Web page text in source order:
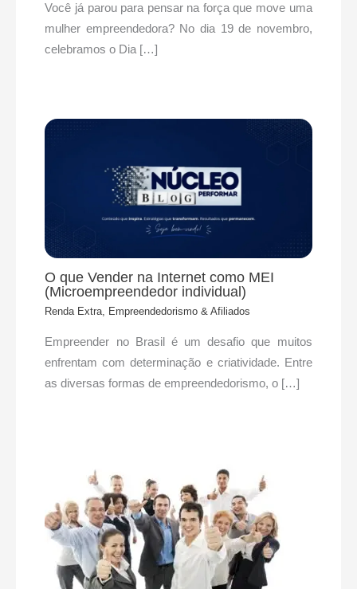
Você já parou para pensar na força que move uma
mulher empreendedora? No dia 19 de novembro,
celebramos o Dia […]
O que Vender na Internet como MEI
(Microempreendedor individual)
Renda Extra, Empreendedorismo & Afiliados
Empreender no Brasil é um desafio que muitos
enfrentam com determinação e criatividade. Entre
as diversas formas de empreendedorismo, o […]